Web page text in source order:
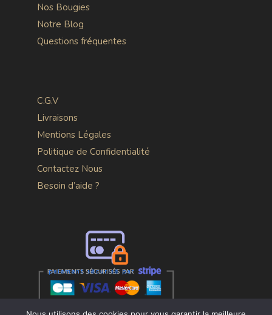
Nos Bougies
Notre Blog
Questions fréquentes
C.G.V
Livraisons
Mentions Légales
Politique de Confidentialité
Contactez Nous
Besoin d’aide ?